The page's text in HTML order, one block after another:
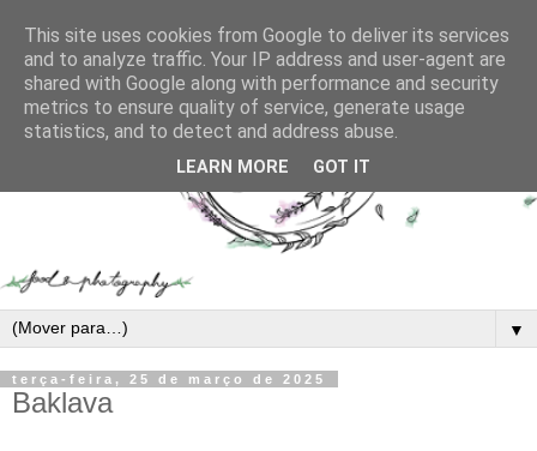
▼
terça-feira, 25 de março de 2025
Baklava
This site uses cookies from Google to deliver its services
and to analyze traffic. Your IP address and user-agent are
shared with Google along with performance and security
metrics to ensure quality of service, generate usage
statistics, and to detect and address abuse.
LEARN MORE GOT IT